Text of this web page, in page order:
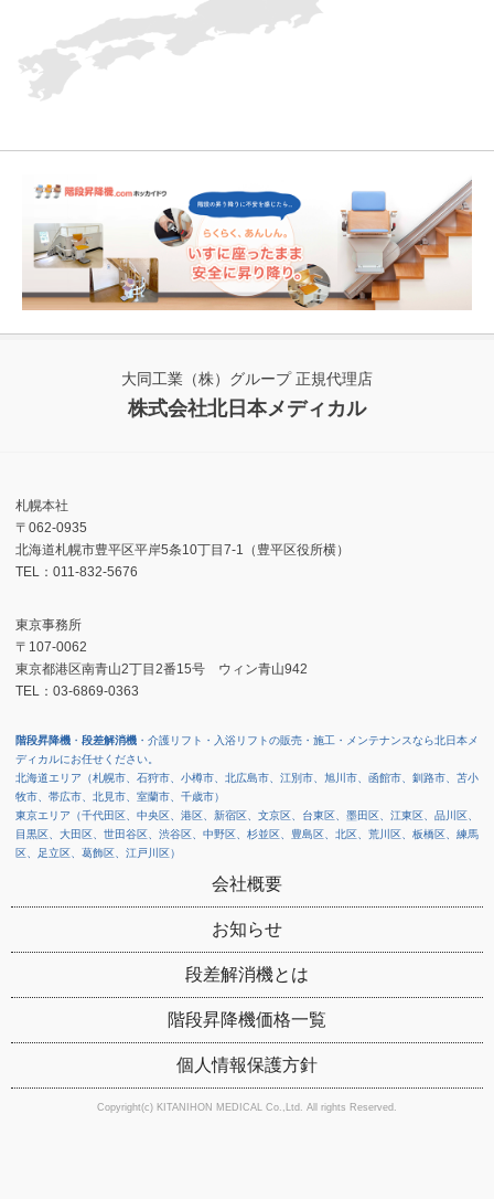
大同工業（株）グループ 正規代理店
株式会社北日本メディカル
札幌本社
〒062-0935
北海道札幌市豊平区平岸5条10丁目7-1（豊平区役所横）
TEL：011-832-5676
東京事務所
〒107-0062
東京都港区南青山2丁目2番15号 ウィン青山942
TEL：03-6869-0363
階段昇降機 ・ 段差解消機 ・介護リフト・入浴リフトの販売・施工・メンテナンスなら北日本メ
ディカルにお任せください。
北海道エリア（札幌市、石狩市、小樽市、北広島市、江別市、旭川市、函館市、釧路市、苫小
牧市、帯広市、北見市、室蘭市、千歳市）
東京エリア（千代田区、中央区、港区、新宿区、文京区、台東区、墨田区、江東区、品川区、
目黒区、大田区、世田谷区、渋谷区、中野区、杉並区、豊島区、北区、荒川区、板橋区、練馬
区、足立区、葛飾区、江戸川区）
会社概要
お知らせ
段差解消機とは
階段昇降機価格一覧
個人情報保護方針
Copyright(c) KITANIHON MEDICAL Co.,Ltd. All rights Reserved.